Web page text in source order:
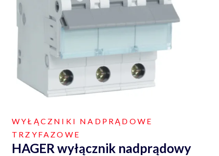
WYŁĄCZNIKI NADPRĄDOWE
TRZYFAZOWE
HAGER wyłącznik nadprądowy